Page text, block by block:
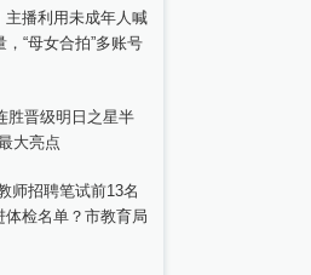
主播利用未成年人喊
，“母女合拍”多账号
胜晋级明日之星半
大亮点
师招聘笔试前13名
体检名单？市教育局